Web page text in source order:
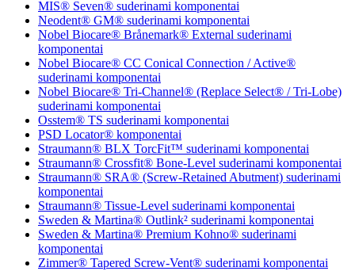
MIS® Seven® suderinami komponentai
Neodent® GM® suderinami komponentai
Nobel Biocare® Brånemark® External suderinami
komponentai
Nobel Biocare® CC Conical Connection / Active®
suderinami komponentai
Nobel Biocare® Tri-Channel® (Replace Select® / Tri-Lobe)
suderinami komponentai
Osstem® TS suderinami komponentai
PSD Locator® komponentai
Straumann® BLX TorcFit™ suderinami komponentai
Straumann® Crossfit® Bone-Level suderinami komponentai
Straumann® SRA® (Screw-Retained Abutment) suderinami
komponentai
Straumann® Tissue-Level suderinami komponentai
Sweden & Martina® Outlink² suderinami komponentai
Sweden & Martina® Premium Kohno® suderinami
komponentai
Zimmer® Tapered Screw-Vent® suderinami komponentai